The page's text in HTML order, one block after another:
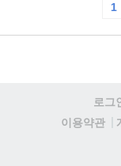
1
로그
이용약관